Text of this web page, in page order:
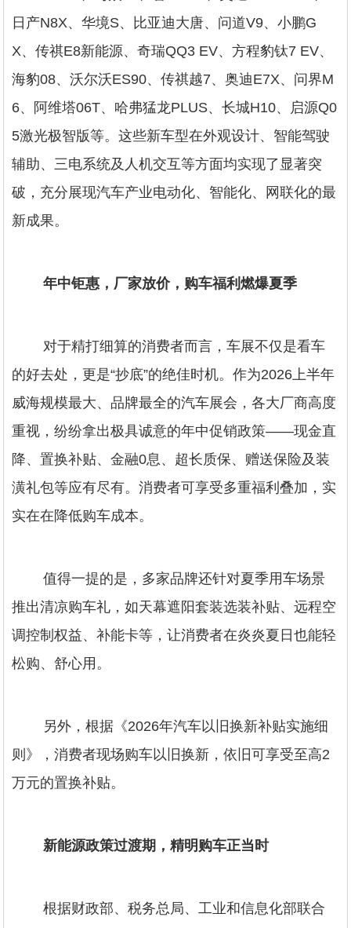
日产N8X、华境S、比亚迪大唐、问道V9、小鹏G
X、传祺E8新能源、奇瑞QQ3 EV、方程豹钛7 EV、
海豹08、沃尔沃ES90、传祺越7、奥迪E7X、问界M
6、阿维塔06T、哈弗猛龙PLUS、长城H10、启源Q0
5激光极智版等。这些新车型在外观设计、智能驾驶
辅助、三电系统及人机交互等方面均实现了显著突
破，充分展现汽车产业电动化、智能化、网联化的最
新成果。
年中钜惠，厂家放价，购车福利燃爆夏季
对于精打细算的消费者而言，车展不仅是看车
的好去处，更是“抄底”的绝佳时机。作为2026上半年
威海规模最大、品牌最全的汽车展会，各大厂商高度
重视，纷纷拿出极具诚意的年中促销政策——现金直
降、置换补贴、金融0息、超长质保、赠送保险及装
潢礼包等应有尽有。消费者可享受多重福利叠加，实
实在在降低购车成本。
值得一提的是，多家品牌还针对夏季用车场景
推出清凉购车礼，如天幕遮阳套装选装补贴、远程空
调控制权益、补能卡等，让消费者在炎炎夏日也能轻
松购、舒心用。
另外，根据《2026年汽车以旧换新补贴实施细
则》，消费者现场购车以旧换新，依旧可享受至高2
万元的置换补贴。
新能源政策过渡期，精明购车正当时
根据财政部、税务总局、工业和信息化部联合